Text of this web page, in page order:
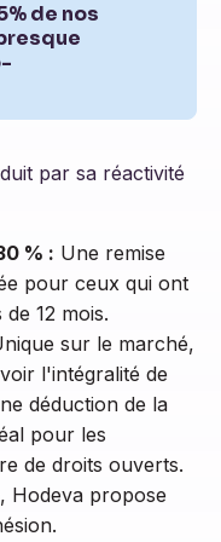
de nos
par sa réactivité
% : Une remise
pour ceux qui ont
12 mois.
sur le marché,
l'intégralité de
déduction de la
pour les
de droits ouverts.
Hodeva propose